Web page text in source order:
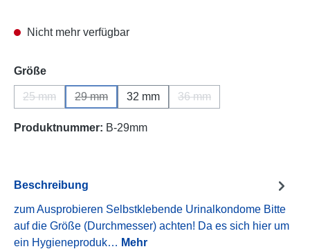
Nicht mehr verfügbar
Größeauswählen
25 mm
(Diese Option ist zurzeit nicht verfügbar.)
29 mm
(Diese Option ist zurzeit nicht verfügbar.)
32 mm 36 mm
Produktnummer: B-29mm
Beschreibung
zum Ausprobieren Selbstklebende Urinalkondome Bitte
auf die Größe (Durchmesser) achten! Da es sich hier um
ein Hygieneproduk… Mehr